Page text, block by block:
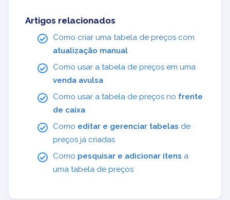
Artigos relacionados
Como criar uma tabela de preços com
atualização manual
Como usar a tabela de preços em uma
venda avulsa
Como usar a tabela de preços no frente
de caixa
Como editar e gerenciar tabelas de
preços já criadas
Como pesquisar e adicionar itens a
uma tabela de preços